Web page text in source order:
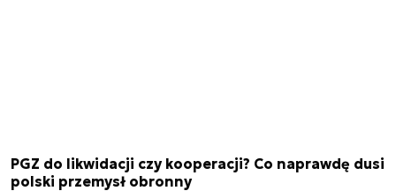
PGZ do likwidacji czy kooperacji? Co naprawdę dusi
polski przemysł obronny